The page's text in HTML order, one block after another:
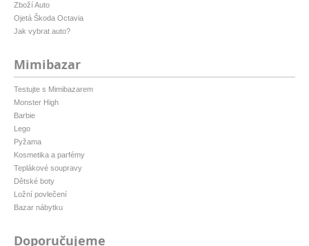
Zboží Auto
Ojetá Škoda Octavia
Jak vybrat auto?
Mimibazar
Testujte s Mimibazarem
Monster High
Barbie
Lego
Pyžama
Kosmetika a parfémy
Teplákové soupravy
Dětské boty
Ložní povlečení
Bazar nábytku
Doporučujeme